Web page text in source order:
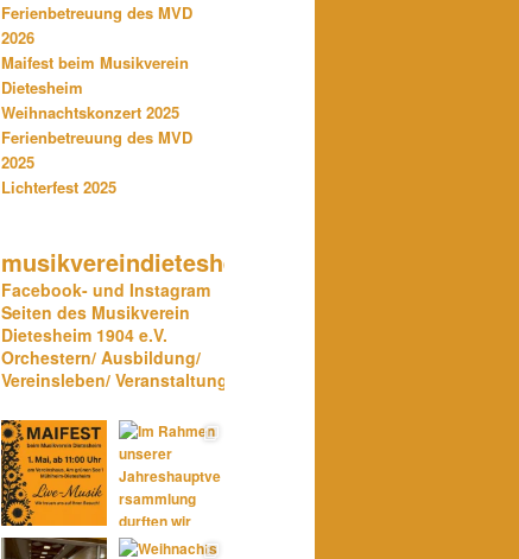
Ferienbetreuung des MVD
2026
Maifest beim Musikverein
Dietesheim
Weihnachtskonzert 2025
Ferienbetreuung des MVD
2025
Lichterfest 2025
musikvereindietesheim
Facebook- und Instagram
Seiten des Musikverein
Dietesheim 1904 e.V.
Orchestern/ Ausbildung/
Vereinsleben/ Veranstaltungen